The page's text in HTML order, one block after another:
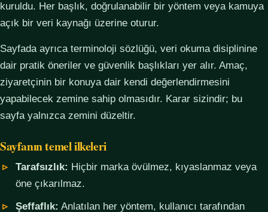
kuruldu. Her başlık, doğrulanabilir bir yöntem veya kamuya
açık bir veri kaynağı üzerine oturur.
Sayfada ayrıca terminoloji sözlüğü, veri okuma disiplinine
dair pratik öneriler ve güvenlik başlıkları yer alır. Amaç,
ziyaretçinin bir konuya dair kendi değerlendirmesini
yapabilecek zemine sahip olmasıdır. Karar sizindir; bu
sayfa yalnızca zemini düzeltir.
Sayfanın temel ilkeleri
Tarafsızlık: Hiçbir marka övülmez, kıyaslanmaz veya
öne çıkarılmaz.
Şeffaflık: Anlatılan her yöntem, kullanıcı tarafından